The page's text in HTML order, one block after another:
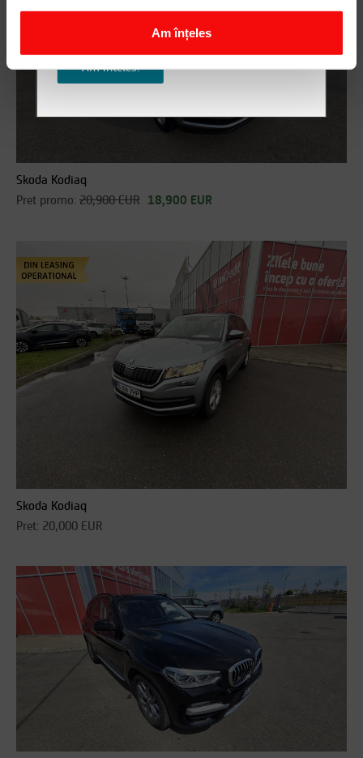
Am înțeles
Skoda Kodiaq
Pret promo: 20,900 EUR 18,900 EUR
Skoda Kodiaq
Pret: 20,000 EUR
Pentru orice detalii, nu ezita sa ne
Am inteles!